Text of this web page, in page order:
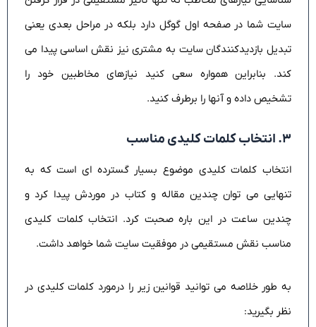
سایت شما در صفحه اول گوگل دارد بلکه در مراحل بعدی یعنی
تبدیل بازدیدکنندگان سایت به مشتری نیز نقش اساسی پیدا می
کند. بنابراین همواره سعی کنید نیازهای مخاطبین خود را
تشخیص داده و آنها را برطرف کنید.
۳. انتخاب کلمات کلیدی مناسب
انتخاب کلمات کلیدی موضوع بسیار گسترده ای است که به
تنهایی می توان چندین مقاله و کتاب در موردش پیدا کرد و
چندین ساعت در این باره صحبت کرد. انتخاب کلمات کلیدی
مناسب نقش مستقیمی در موفقیت سایت شما خواهد داشت.
به طور خلاصه می توانید قوانین زیر را درمورد کلمات کلیدی در
نظر بگیرید: